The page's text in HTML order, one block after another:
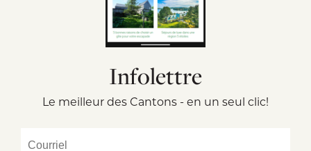
Infolettre
Le meilleur des Cantons - en un seul clic!